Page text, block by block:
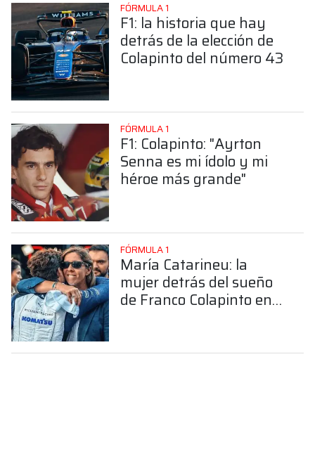
FÓRMULA 1
F1: la historia que hay
detrás de la elección de
Colapinto del número 43
FÓRMULA 1
F1: Colapinto: "Ayrton
Senna es mi ídolo y mi
héroe más grande"
FÓRMULA 1
María Catarineu: la
mujer detrás del sueño
de Franco Colapinto en